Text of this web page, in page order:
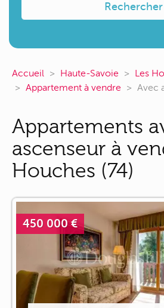
Rechercher
Accueil Haute-Savoie
Les
Appartement à vendre
Avec
Appartements
ascenseur à
Houches (74)
450 000 €